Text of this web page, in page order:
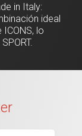
in Italy:
ideal
lo